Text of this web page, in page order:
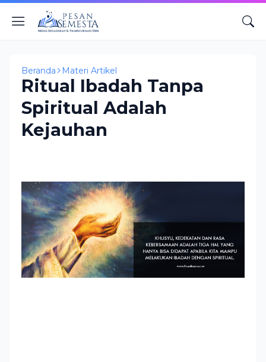
Beranda Materi Artikel
Ritual Ibadah Tanpa
Spiritual Adalah
Kejauhan